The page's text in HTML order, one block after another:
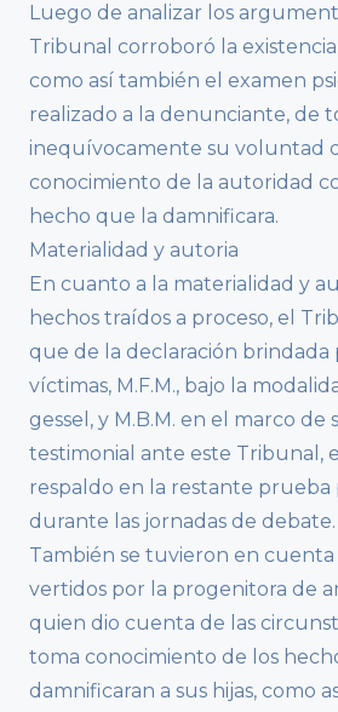
Luego de analizar los
Tribunal corroboró la
como así también el examen
realizado a la denunciante, de
inequívocamente su voluntad
conocimiento de la autoridad
hecho que la damnificara.
Materialidad y autoria
En cuanto a la materialidad y
hechos traídos a proceso, el
que de la declaración brindada
víctimas, M.F.M., bajo la
gessel, y M.B.M. en el marco de
testimonial ante este Tribunal,
respaldo en la restante prueba
durante las jornadas de debate.
También se tuvieron en cuenta
vertidos por la progenitora de
quien dio cuenta de las
toma conocimiento de los
damnificaran a sus hijas, como